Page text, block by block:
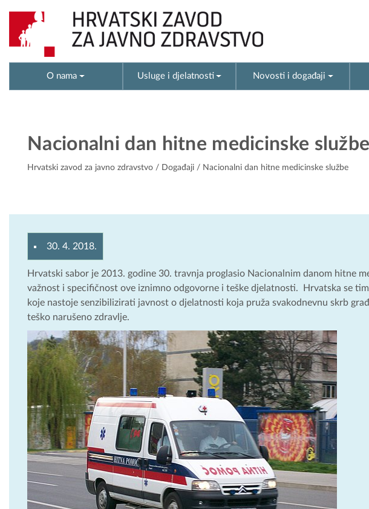
O nama Usluge i djelatnosti Novosti i događaji
Nacionalni dan hitne medicinske službe
Hrvatski zavod za javno zdravstvo / Događaji / Nacionalni dan hitne medicinske službe
30. 4. 2018.
Hrvatski sabor je 2013. godine 30. travnja proglasio Nacionalnim danom hitne
važnost i specifičnost ove iznimno odgovorne i teške djelatnosti. Hrvatska se
koje nastoje senzibilizirati javnost o djelatnosti koja pruža svakodnevnu skrb
teško narušeno zdravlje.